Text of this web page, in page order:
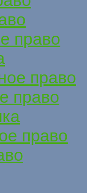
право
право
право
право